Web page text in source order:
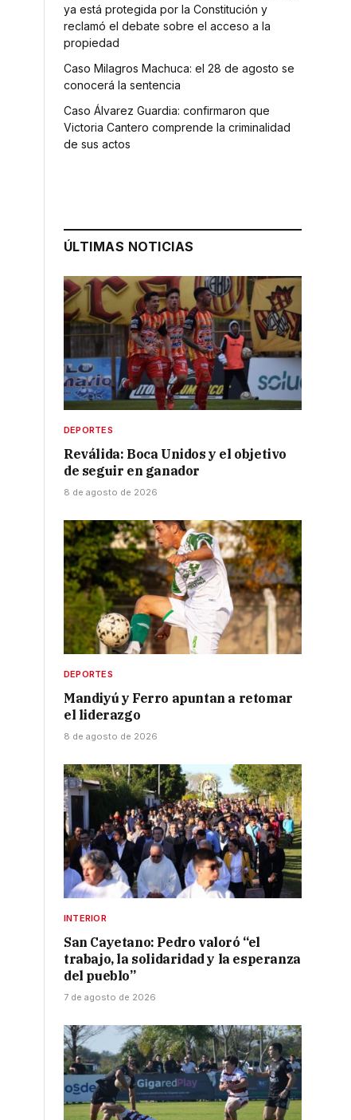
ya está protegida por la Constitución y
reclamó el debate sobre el acceso a la
propiedad
Caso Milagros Machuca: el 28 de agosto se
conocerá la sentencia
Caso Álvarez Guardia: confirmaron que
Victoria Cantero comprende la criminalidad
de sus actos
ÚLTIMAS NOTICIAS
DEPORTES
Reválida: Boca Unidos y el objetivo
de seguir en ganador
8 de agosto de 2026
DEPORTES
Mandiyú y Ferro apuntan a retomar
el liderazgo
8 de agosto de 2026
INTERIOR
San Cayetano: Pedro valoró “el
trabajo, la solidaridad y la esperanza
del pueblo”
7 de agosto de 2026